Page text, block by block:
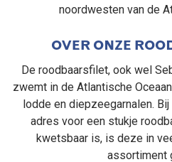
noordwesten van de
OVER ONZE
De roodbaarsfilet, ook wel
zwemt in de Atlantische
lodde en diepzeegarnalen.
adres voor een stukje
kwetsbaar is, is deze in
assortiment